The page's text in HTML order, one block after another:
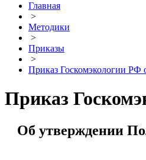
Главная
>
Методики
>
Приказы
>
Приказ Госкомэкологии РФ
Приказ
Об утверждении